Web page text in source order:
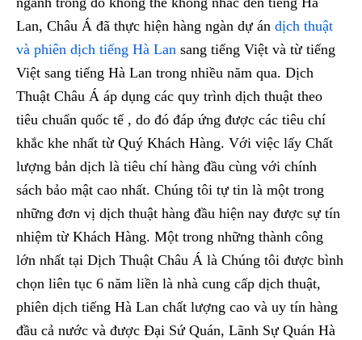
Lan, Châu Á đã thực hiện hàng ngàn dự án dịch thuật
và phiên dịch tiếng Hà Lan sang tiếng Việt và từ tiếng
Việt sang tiếng Hà Lan trong nhiều năm qua. Dịch
Thuật Châu Á áp dụng các quy trình dịch thuật theo
tiêu chuẩn quốc tế , do đó đáp ứng được các tiêu chí
khắc khe nhất từ Quý Khách Hàng. Với việc lấy Chất
lượng bản dịch là tiêu chí hàng đầu cùng với chính
sách bảo mật cao nhất. Chúng tôi tự tin là một trong
những đơn vị dịch thuật hàng đầu hiện nay được sự tín
nhiệm từ Khách Hàng. Một trong những thành công
lớn nhất tại Dịch Thuật Châu Á là Chúng tôi được bình
chọn liên tục 6 năm liền là nhà cung cấp dịch thuật,
phiên dịch tiếng Hà Lan chất lượng cao và uy tín hàng
đầu cả nước và được Đại Sứ Quán, Lãnh Sự Quán Hà